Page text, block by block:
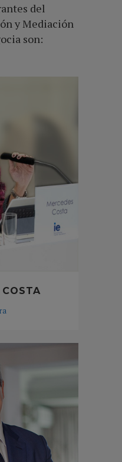
del
y Mediación
son:
COSTA